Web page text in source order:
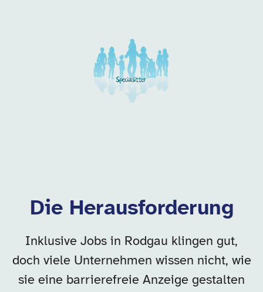
Unsere Arbeitgeber in
Die Herausforderung
Inklusive Jobs in Rodgau klingen gut,
doch viele Unternehmen wissen nicht, wie
sie eine barrierefreie Anzeige gestalten